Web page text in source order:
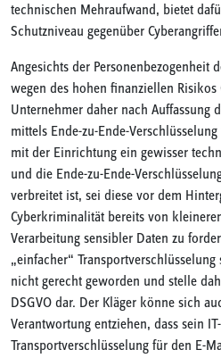
technischen Mehraufwand, bietet
Schutzniveau gegenüber
Angesichts der Personenbezogenheit
wegen des hohen finanziellen Risikos
Unternehmer daher nach Auffassung
mittels Ende-zu-Ende-
mit der Einrichtung ein gewisser
und die Ende-zu-Ende-
verbreitet ist, sei diese vor dem
Cyberkriminalität bereits von
Verarbeitung sensibler Daten zu
„einfacher“
nicht gerecht geworden und stelle
DSGVO dar. Der Kläger könne sich
Verantwortung entziehen, dass sein
Transportverschlüsselung für den E-